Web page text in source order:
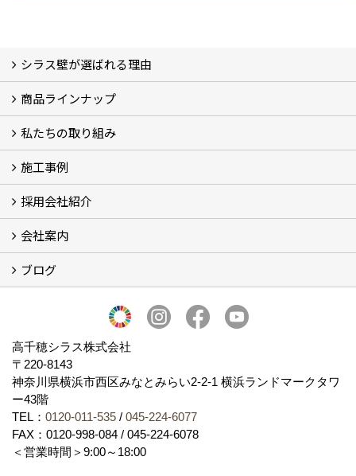
シラス壁が選ばれる理由
シラスストーリー
こだわり
シラス壁の驚くべき性能
商品ラインナップ
一覧
内装仕上げ材
外装仕上げ材
舗装材
水性無機高分子系ハイブリッド型塗料
エコリフォーム
消臭壁紙
Q&A
資料PDF
私たちの取り組み
SDGs、GHGへの取り組み (2)
マグマシラス米
特別対談 (2)
高千穂シラス解説ムービー
研究プロジェクト (4)
プロジェクト (3)
施工事例
施工事例
お客様からのお便り
採用会社紹介
採用会社紹介
「鏝人の会」左官店のご紹介
会社案内
会社概要・沿革
代表の実績
製造紹介
ショールーム
アクセス
採用情報
バナーダウンロード
プライバシーポリシー
Takachiho Shirasu Global Site
LINE公式アカウント
ブログ
高千穂シラス株式会社
〒220-8143
神奈川県横浜市西区みなとみらい2‐2‐1 横浜ランドマークタワ
ー43階
TEL： 0120-011-535 / 045-224-6077
FAX：0120-998-084 / 045-224-6078
＜営業時間＞9:00～18:00